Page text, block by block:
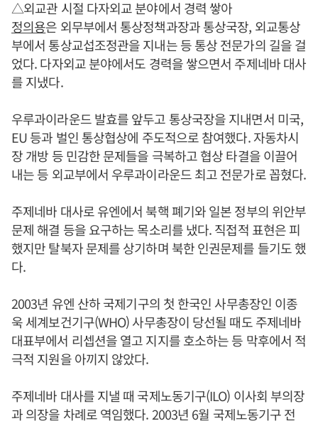
△외교관 시절 다자외교 분야에서 경력 쌓아
정의용은 외무부에서 통상정책과장과 통상국장, 외교통상
부에서 통상교섭조정관을 지내는 등 통상 전문가의 길을 걸
었다. 다자외교 분야에서도 경력을 쌓으면서 주제네바 대사
를 지냈다.
우루과이라운드 발효를 앞두고 통상국장을 지내면서 미국,
EU 등과 벌인 통상협상에 주도적으로 참여했다. 자동차시
장 개방 등 민감한 문제들을 극복하고 협상 타결을 이끌어
내는 등 외교부에서 우루과이라운드 최고 전문가로 꼽혔다.
주제네바 대사로 유엔에서 북핵 폐기와 일본 정부의 위안부
문제 해결 등을 요구하는 목소리를 냈다. 직접적 표현은 피
했지만 탈북자 문제를 상기하며 북한 인권문제를 들기도 했
다.
2003년 유엔 산하 국제기구의 첫 한국인 사무총장인 이종
욱 세계보건기구(WHO) 사무총장이 당선될 때도 주제네바
대표부에서 리셉션을 열고 지지를 호소하는 등 막후에서 적
극적 지원을 아끼지 않았다.
주제네바 대사를 지낼 때 국제노동기구(ILO) 이사회 부의장
과 의장을 차례로 역임했다. 2003년 6월 국제노동기구 전